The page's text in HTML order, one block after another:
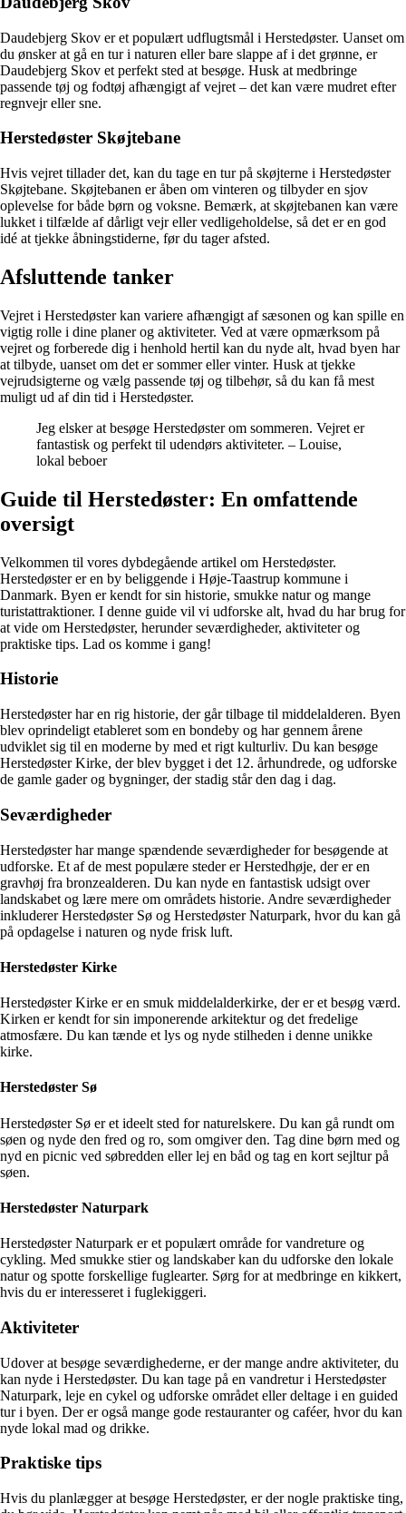
Daudebjerg Skov er et populært udflugtsmål i Herstedøster. Uanset om
du ønsker at gå en tur i naturen eller bare slappe af i det grønne, er
Daudebjerg Skov et perfekt sted at besøge. Husk at medbringe
passende tøj og fodtøj afhængigt af vejret – det kan være mudret efter
regnvejr eller sne.
Herstedøster Skøjtebane
Hvis vejret tillader det, kan du tage en tur på skøjterne i Herstedøster
Skøjtebane. Skøjtebanen er åben om vinteren og tilbyder en sjov
oplevelse for både børn og voksne. Bemærk, at skøjtebanen kan være
lukket i tilfælde af dårligt vejr eller vedligeholdelse, så det er en god
idé at tjekke åbningstiderne, før du tager afsted.
Afsluttende tanker
Vejret i Herstedøster kan variere afhængigt af sæsonen og kan spille en
vigtig rolle i dine planer og aktiviteter. Ved at være opmærksom på
vejret og forberede dig i henhold hertil kan du nyde alt, hvad byen har
at tilbyde, uanset om det er sommer eller vinter. Husk at tjekke
vejrudsigterne og vælg passende tøj og tilbehør, så du kan få mest
muligt ud af din tid i Herstedøster.
Jeg elsker at besøge Herstedøster om sommeren. Vejret er
fantastisk og perfekt til udendørs aktiviteter. – Louise,
lokal beboer
Guide til Herstedøster: En omfattende
oversigt
Velkommen til vores dybdegående artikel om Herstedøster.
Herstedøster er en by beliggende i Høje-Taastrup kommune i
Danmark. Byen er kendt for sin historie, smukke natur og mange
turistattraktioner. I denne guide vil vi udforske alt, hvad du har brug for
at vide om Herstedøster, herunder seværdigheder, aktiviteter og
praktiske tips. Lad os komme i gang!
Historie
Herstedøster har en rig historie, der går tilbage til middelalderen. Byen
blev oprindeligt etableret som en bondeby og har gennem årene
udviklet sig til en moderne by med et rigt kulturliv. Du kan besøge
Herstedøster Kirke, der blev bygget i det 12. århundrede, og udforske
de gamle gader og bygninger, der stadig står den dag i dag.
Seværdigheder
Herstedøster har mange spændende seværdigheder for besøgende at
udforske. Et af de mest populære steder er Herstedhøje, der er en
gravhøj fra bronzealderen. Du kan nyde en fantastisk udsigt over
landskabet og lære mere om områdets historie. Andre seværdigheder
inkluderer Herstedøster Sø og Herstedøster Naturpark, hvor du kan gå
på opdagelse i naturen og nyde frisk luft.
Herstedøster Kirke
Herstedøster Kirke er en smuk middelalderkirke, der er et besøg værd.
Kirken er kendt for sin imponerende arkitektur og det fredelige
atmosfære. Du kan tænde et lys og nyde stilheden i denne unikke
kirke.
Herstedøster Sø
Herstedøster Sø er et ideelt sted for naturelskere. Du kan gå rundt om
søen og nyde den fred og ro, som omgiver den. Tag dine børn med og
nyd en picnic ved søbredden eller lej en båd og tag en kort sejltur på
søen.
Herstedøster Naturpark
Herstedøster Naturpark er et populært område for vandreture og
cykling. Med smukke stier og landskaber kan du udforske den lokale
natur og spotte forskellige fuglearter. Sørg for at medbringe en kikkert,
hvis du er interesseret i fuglekiggeri.
Aktiviteter
Udover at besøge seværdighederne, er der mange andre aktiviteter, du
kan nyde i Herstedøster. Du kan tage på en vandretur i Herstedøster
Naturpark, leje en cykel og udforske området eller deltage i en guided
tur i byen. Der er også mange gode restauranter og caféer, hvor du kan
nyde lokal mad og drikke.
Praktiske tips
Hvis du planlægger at besøge Herstedøster, er der nogle praktiske ting,